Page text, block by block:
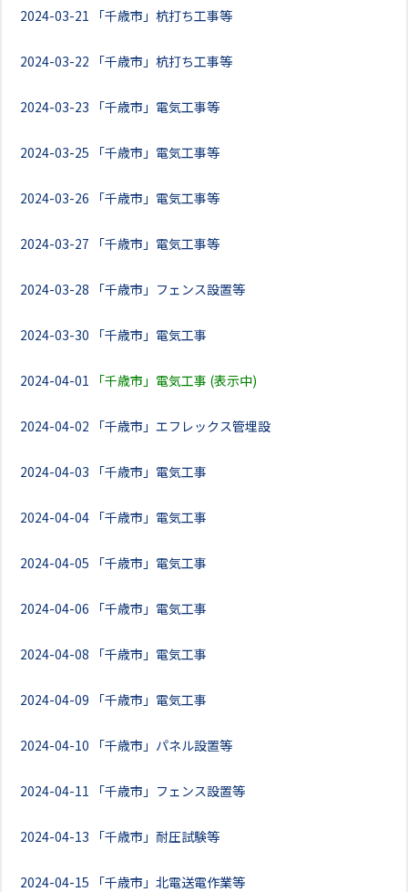
2024-03-21 「千歳市」杭打ち工事等
2024-03-22 「千歳市」杭打ち工事等
2024-03-23 「千歳市」電気工事等
2024-03-25 「千歳市」電気工事等
2024-03-26 「千歳市」電気工事等
2024-03-27 「千歳市」電気工事等
2024-03-28 「千歳市」フェンス設置等
2024-03-30 「千歳市」電気工事
2024-04-01 「千歳市」電気工事 (表示中)
2024-04-02 「千歳市」エフレックス管埋設
2024-04-03 「千歳市」電気工事
2024-04-04 「千歳市」電気工事
2024-04-05 「千歳市」電気工事
2024-04-06 「千歳市」電気工事
2024-04-08 「千歳市」電気工事
2024-04-09 「千歳市」電気工事
2024-04-10 「千歳市」パネル設置等
2024-04-11 「千歳市」フェンス設置等
2024-04-13 「千歳市」耐圧試験等
2024-04-15 「千歳市」北電送電作業等